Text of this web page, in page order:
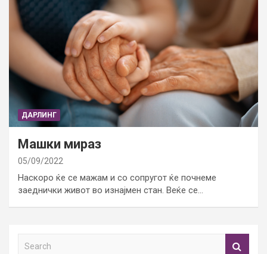
ДАРЛИНГ
Машки мираз
05/09/2022
Наскоро ќе се мажам и со сопругот ќе почнеме
заеднички живот во изнајмен стан. Веќе се…